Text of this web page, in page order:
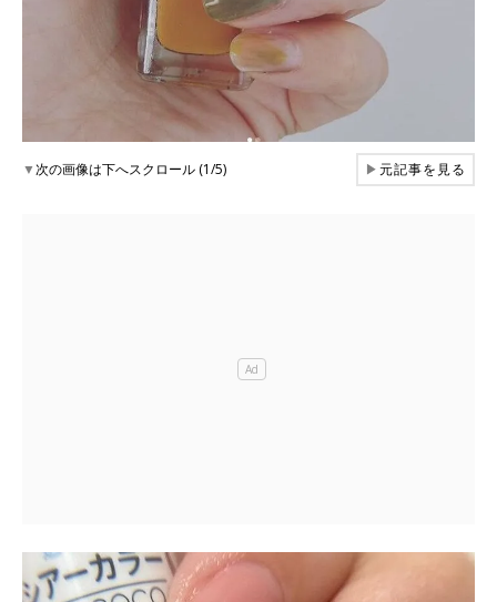
▼次の画像は下へスクロール (1/5) ▶元記事を見る